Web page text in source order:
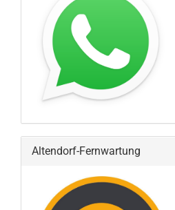
Altendorf-Fernwartung